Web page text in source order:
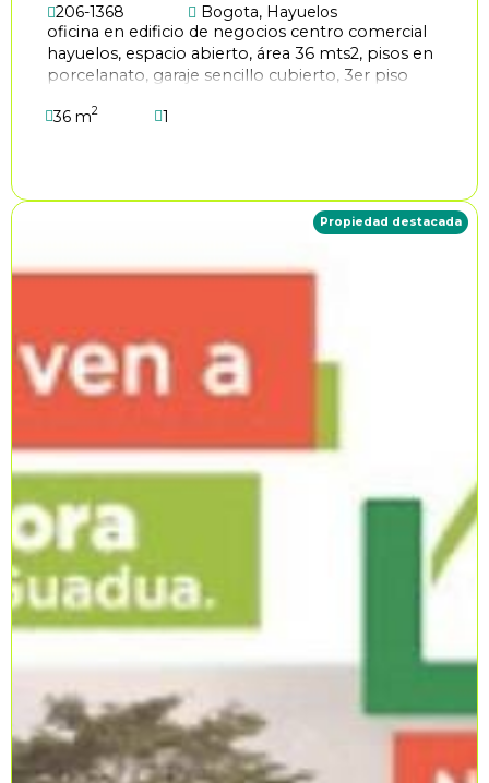
206-1368 Bogota, Hayuelos
oficina en edificio de negocios centro comercial
hayuelos, espacio abierto, área 36 mts2, pisos en
porcelanato, garaje sencillo cubierto, 3er piso
oficinas, ascensor, estrato 4, excelente estado,
36 m2 1
Propiedad destacada